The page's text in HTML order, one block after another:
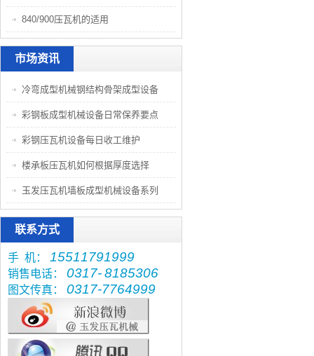
840/900压瓦机的适用
市场资讯
冷弯成型机械钢结构骨架成型设备
彩钢板成型机械设备日常保养要点
彩钢压瓦机设备每日收工维护
楼承板压瓦机如何根据厚度选择
玉发压瓦机墙板成型机械设备系列
联系方式
手 机： 15511791999
销售电话： 0317-8185306
图文传真： 0317-7764999